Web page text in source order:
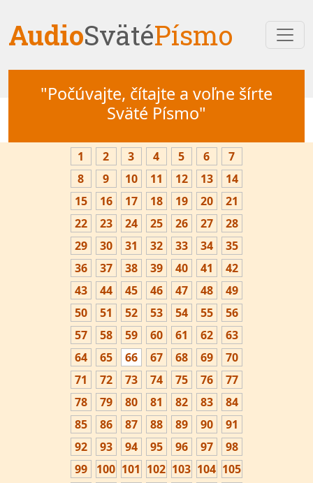
AudioSvätéPísmo
"Počúvajte, čítajte a voľne šírte
Sväté Písmo"
1 2 3 4 5 6
7
8
9 10 11 12 13
14
15
16 17 18 19 20
21
22
23 24 25 26 27
28
29
30 31 32 33 34
35
36
37 38 39 40 41
42
43
44 45 46 47 48
49
50
51 52 53 54 55
56
57
58 59 60 61 62
63
64
65 66 67 68 69
70
71
72 73 74 75 76
77
78
79 80 81 82 83
84
85
86 87 88 89 90
91
92
93 94 95 96 97
98
99
100 101 102 103 104 105